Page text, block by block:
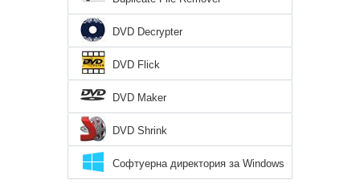
DVD Decrypter
DVD Flick
DVD Maker
DVD Shrink
Софтуерна директория за Windows
8